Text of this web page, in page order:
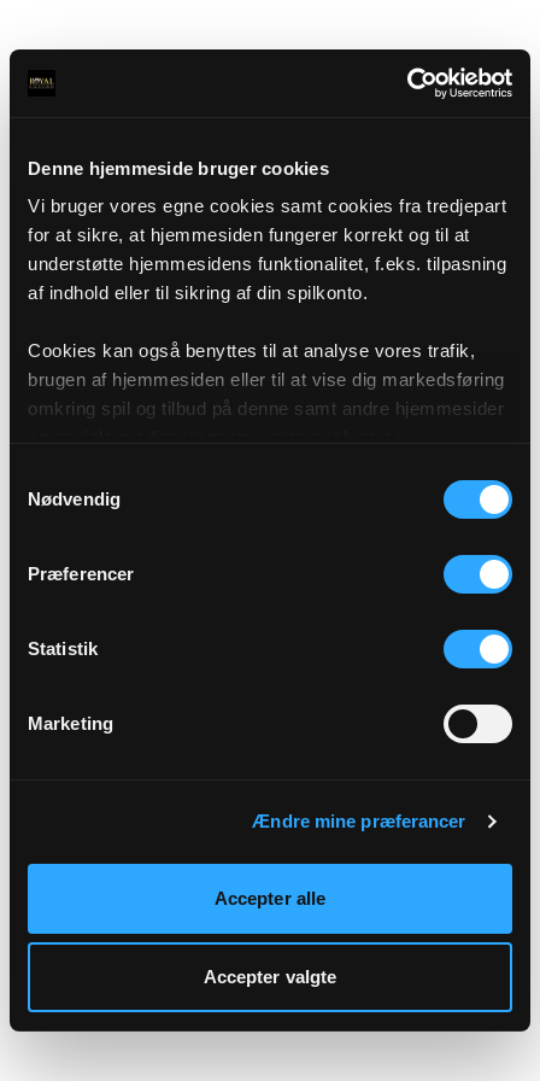
Denne hjemmeside bruger cookies
Vi bruger vores egne cookies samt cookies fra tredjepart
for at sikre, at hjemmesiden fungerer korrekt og til at
understøtte hjemmesidens funktionalitet, f.eks. tilpasning
af indhold eller til sikring af din spilkonto.
Cookies kan også benyttes til at analyse vores trafik,
brugen af hjemmesiden eller til at vise dig markedsføring
omkring spil og tilbud på denne samt andre hjemmesider
af cookies under "Detaljer" eller ved at klikke videre til
vores Cookiepolitik, som du finder i bunden af vores
Nødvendig
Præferencer
Statistik
Marketing
Ændre mine præferancer
Accepter alle
Accepter valgte